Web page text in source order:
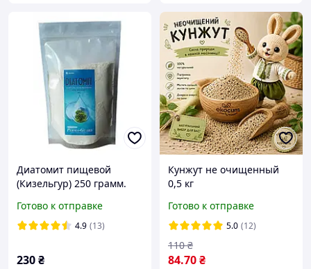
Диатомит пищевой
(Кизельгур) 250 грамм.
Готово к отправке
4.9 (13)
230₴
Кунжут не очищенный
0,5 кг
Готово к отправке
5.0 (12)
84.70₴
110 ₴